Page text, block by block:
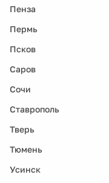
Пенза
Пермь
Псков
Саров
Сочи
Ставрополь
Тверь
Тюмень
Усинск